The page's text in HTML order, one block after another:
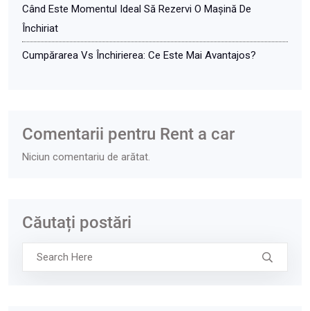
Când Este Momentul Ideal Să Rezervi O Mașină De
Închiriat
Cumpărarea Vs Închirierea: Ce Este Mai Avantajos?
Comentarii pentru Rent a car
Niciun comentariu de arătat.
Căutați postări